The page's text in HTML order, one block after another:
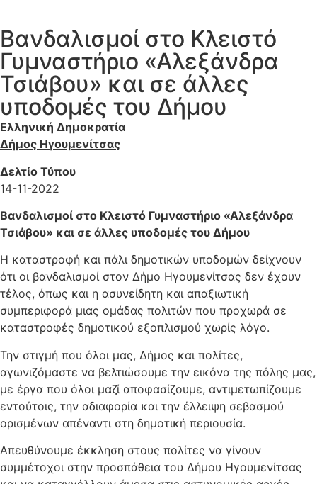
Βανδαλισμοί στο Κλειστό
Γυμναστήριο «Αλεξάνδρα
Τσιάβου» και σε άλλες
υποδομές του Δήμου
Ελληνική Δημοκρατία
Δήμος Ηγουμενίτσας
Δελτίο Τύπου
14-11-2022
Βανδαλισμοί στο Κλειστό Γυμναστήριο «Αλεξάνδρα
Τσιάβου» και σε άλλες υποδομές του Δήμου
Η καταστροφή και πάλι δημοτικών υποδομών δείχνουν
ότι οι βανδαλισμοί στον Δήμο Ηγουμενίτσας δεν έχουν
τέλος, όπως και η ασυνείδητη και απαξιωτική
συμπεριφορά μιας ομάδας πολιτών που προχωρά σε
καταστροφές δημοτικού εξοπλισμού χωρίς λόγο.
Την στιγμή που όλοι μας, Δήμος και πολίτες,
αγωνιζόμαστε να βελτιώσουμε την εικόνα της πόλης μας,
με έργα που όλοι μαζί αποφασίζουμε, αντιμετωπίζουμε
εντούτοις, την αδιαφορία και την έλλειψη σεβασμού
ορισμένων απέναντι στη δημοτική περιουσία.
Απευθύνουμε έκκληση στους πολίτες να γίνουν
συμμέτοχοι στην προσπάθεια του Δήμου Ηγουμενίτσας